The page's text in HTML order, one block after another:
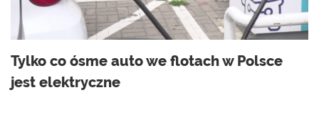
Tylko co ósme auto we flotach w Polsce
jest elektryczne